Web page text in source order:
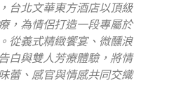
台北文華東方酒店以頂級
，為情侶打造一段專屬於
從義式精緻饗宴、微醺浪
白與雙人芳療體驗，將情
蕾、感官與情感共同交織